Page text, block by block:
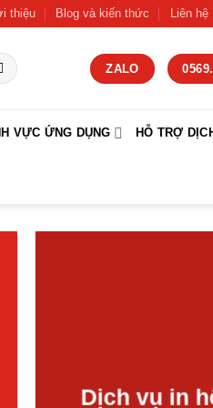
thiệu Blog và kiến thức Liên hệ
ZALO
VỰC ỨNG DỤNG HỖ TRỢ
Dịch vụ in